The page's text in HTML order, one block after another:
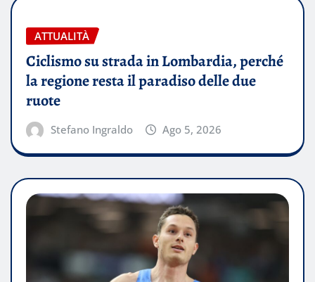
ATTUALITÀ
Ciclismo su strada in Lombardia, perché
la regione resta il paradiso delle due
ruote
Stefano Ingraldo Ago 5, 2026